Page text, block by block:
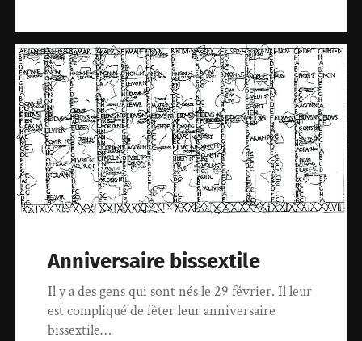
Anniversaire bissextile
Il y a des gens qui sont nés le 29 février. Il leur
est compliqué de fêter leur anniversaire
bissextile…